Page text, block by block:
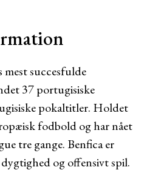
mest succesfulde
37 portugisiske
pokaltitler. Holdet
fodbold og har nået
tre gange. Benfica er
og offensivt spil.